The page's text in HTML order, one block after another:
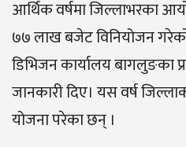
आर्थिक वर्षमा जिल्लाभरका
७७ लाख बजेट विनियोजन
डिभिजन कार्यालय बागलुङका
जानकारी दिए। यस वर्ष
योजना परेका छन् ।